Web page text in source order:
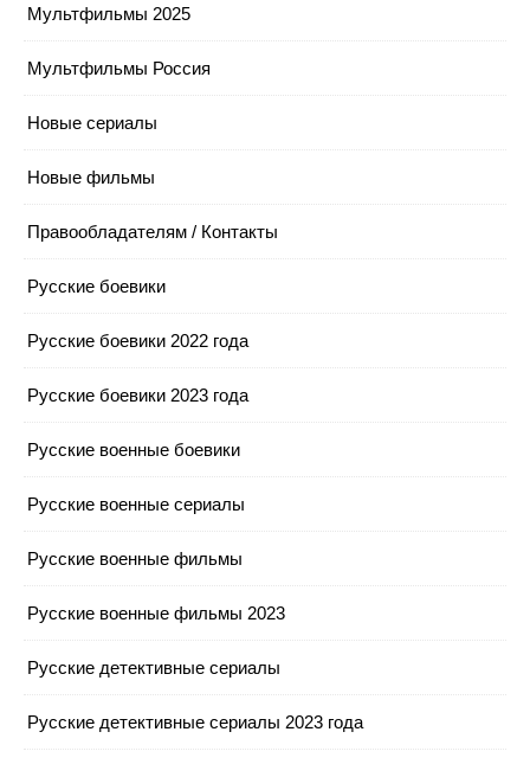
Мультфильмы 2025
Мультфильмы Россия
Новые сериалы
Новые фильмы
Правообладателям / Контакты
Русские боевики
Русские боевики 2022 года
Русские боевики 2023 года
Русские военные боевики
Русские военные сериалы
Русские военные фильмы
Русские военные фильмы 2023
Русские детективные сериалы
Русские детективные сериалы 2023 года